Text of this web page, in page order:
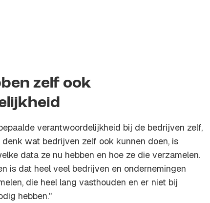
zelf ook
verantwoordelijkheid bij de bedrijven zelf,
wat bedrijven zelf ook kunnen doen, is
data ze nu hebben en hoe ze die verzamelen.
is dat heel veel bedrijven en ondernemingen
die heel lang vasthouden en er niet bij
hebben."